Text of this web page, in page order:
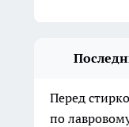
Перед
по